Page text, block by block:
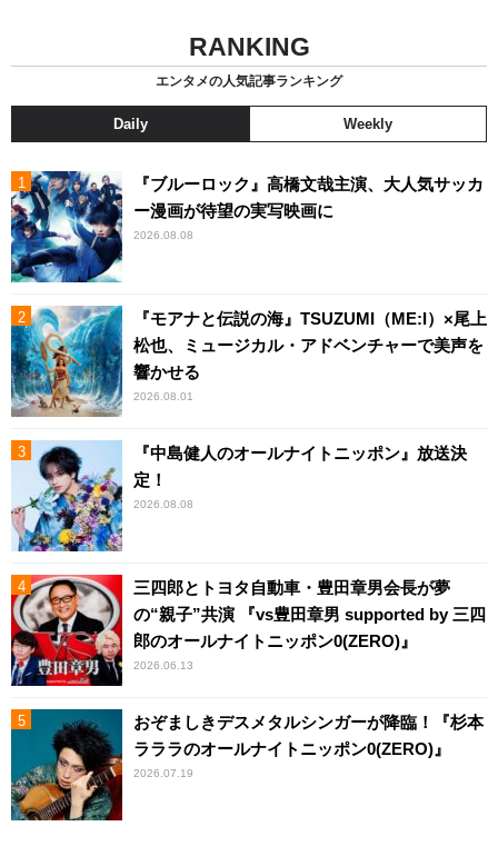
RANKING
エンタメの人気記事ランキング
Daily Weekly
『ブルーロック』高橋文哉主演、大人気サッカ
ー漫画が待望の実写映画に
2026.08.08
『モアナと伝説の海』TSUZUMI（ME:I）×尾上
松也、ミュージカル・アドベンチャーで美声を
響かせる
2026.08.01
『中島健人のオールナイトニッポン』放送決
定！
2026.08.08
三四郎とトヨタ自動車・豊田章男会長が夢
の“親子”共演 『vs豊田章男 supported by 三四
郎のオールナイトニッポン0(ZERO)』
2026.06.13
おぞましきデスメタルシンガーが降臨！『杉本
ラララのオールナイトニッポン0(ZERO)』
2026.07.19